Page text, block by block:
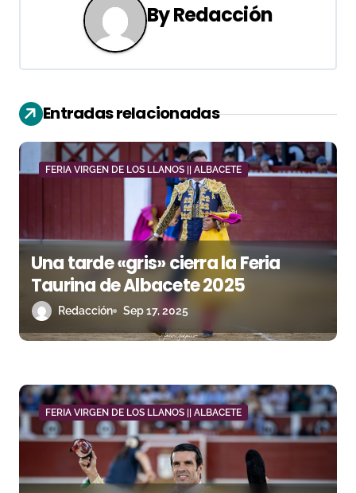
i
ó
n
d
e
n
r
d
a
s
ByRedacción
Entradas relacionadas
FERIA VIRGEN DE LOS LLANOS || ALBACETE
Una tarde «gris» cierra la Feria
Taurina de Albacete 2025
Redacción Sep 17, 2025
FERIA VIRGEN DE LOS LLANOS || ALBACETE